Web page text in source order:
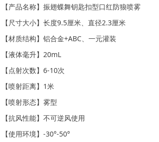
【产品名称】振翅蝶舞钥匙扣型口红防狼喷雾
【尺寸大小】长度9.5厘米、直径2.3厘米
【材质结构】铝合金+ABC、一元灌装
【液体毫升】20mL
【点射次数】6-10次
【喷射距离】1米
【喷射形态】雾型
【抗风性能】不可逆风使用
【使用环境】-30°-50°